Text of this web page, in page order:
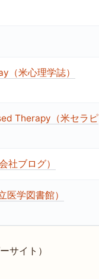
（米心理学誌）
Therapy（米セラピ
社ブログ）
医学図書館）
サイト）